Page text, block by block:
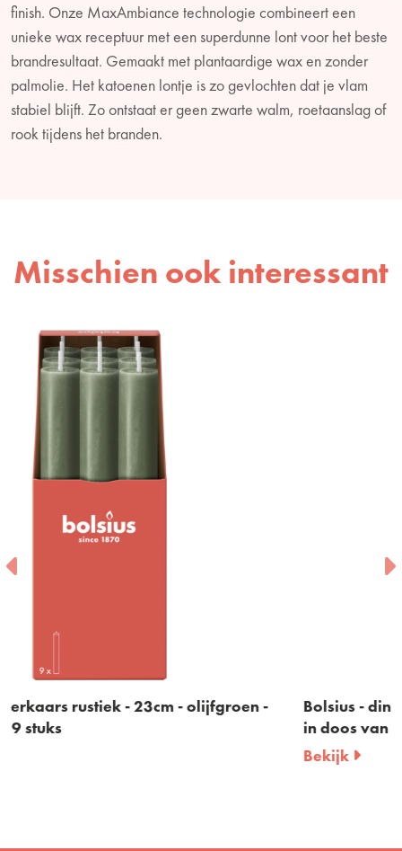
finish. Onze MaxAmbiance technologie combineert een
unieke wax receptuur met een superdunne lont voor het beste
brandresultaat. Gemaakt met plantaardige wax en zonder
palmolie. Het katoenen lontje is zo gevlochten dat je vlam
stabiel blijft. Zo ontstaat er geen zwarte walm, roetaanslag of
rook tijdens het branden.
Misschien ook interessant
-
Bolsius - dinerkaars rustiek - 23cm -